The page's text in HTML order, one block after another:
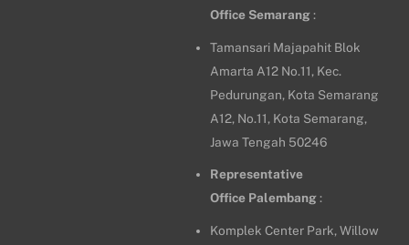
Office Semarang :
Tamansari Majapahit Blok
Amarta A12 No.11, Kec.
Pedurungan, Kota Semarang
A12, No.11, Kota Semarang,
Jawa Tengah 50246
Representative
Office Palembang :
Komplek Center Park, Willow